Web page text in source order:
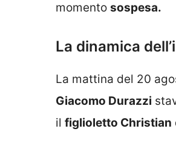
momento sospesa.
La dinamica
La mattina del 20
Giacomo Durazzi
il figlioletto Christian